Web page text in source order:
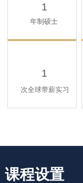
1
次全球带薪实习
1
年制硕士
课程设置